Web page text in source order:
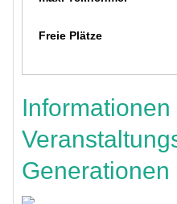
Informationen
Generationen